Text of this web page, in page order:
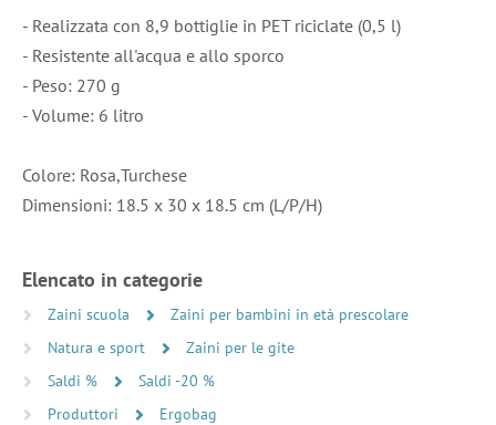
- Realizzata con 8,9 bottiglie in PET riciclate (0,5 l)
- Resistente all'acqua e allo sporco
- Peso: 270 g
- Volume: 6 litro
Colore: Rosa,Turchese
Dimensioni: 18.5 x 30 x 18.5 cm (L/P/H)
Elencato in categorie
Zaini scuola
Zaini per bambini in età prescolare
Natura e sport
Zaini per le gite
Saldi %
Saldi -20 %
Produttori
Ergobag